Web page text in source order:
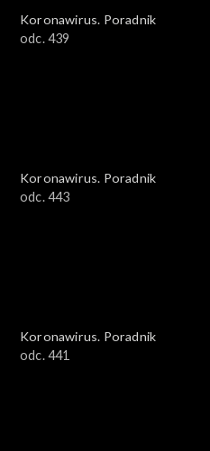
Koronawirus. Poradnik
odc. 439
Koronawirus. Poradnik
odc. 443
Koronawirus. Poradnik
odc. 441